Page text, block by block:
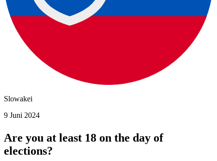
Slowakei
9 Juni 2024
Are you at least 18 on the day of
elections?